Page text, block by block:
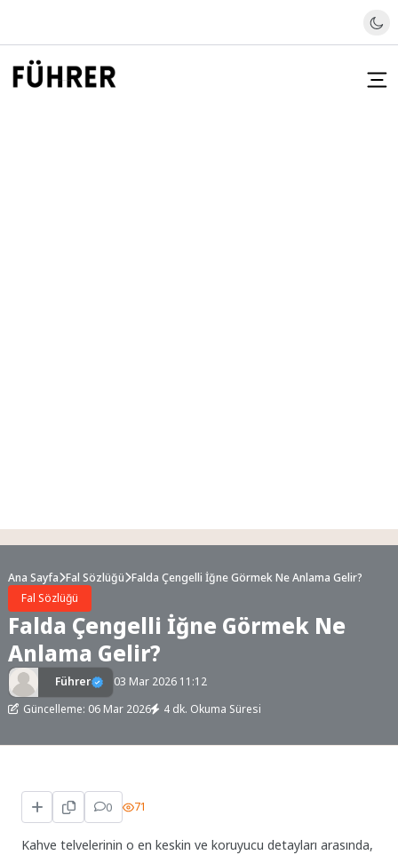
Ana Sayfa Fal Sözlüğü Falda Çengelli İğne Görmek Ne Anlama Gelir?
Fal Sözlüğü
Falda Çengelli İğne Görmek Ne
Anlama Gelir?
Führer
03 Mar 2026 11:12
Güncelleme: 06 Mar 2026
4 dk. Okuma Süresi
0 71
Kahve telvelerinin o en keskin ve koruyucu detayları arasında,